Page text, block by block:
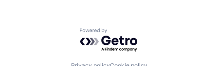
Powered by Getro.com